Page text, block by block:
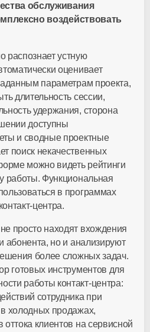
обслуживания
воздействовать
распознает устную
оценивает
параметрам проекта,
длительность сессии,
удержания, сторона
доступны
и сводные проектные
поиск некачественных
можно видеть рейтинги
работы. Функциональная
в программах
контакт-центра.
просто находят вхождения
абонента, но и анализируют
более сложных задач.
готовых инструментов для
работы контакт-центра:
сотрудника при
холодных продажах,
оттока клиентов на сервисной